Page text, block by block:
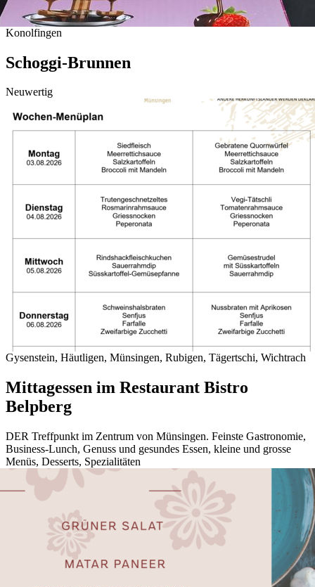
Konolfingen
Schoggi-Brunnen
Neuwertig
Gysenstein, Häutligen, Münsingen, Rubigen, Tägertschi, Wichtrach
Mittagessen im Restaurant Bistro
Belpberg
DER Treffpunkt im Zentrum von Münsingen. Feinste Gastronomie,
Business-Lunch, Genuss und gesundes Essen, kleine und grosse
Menüs, Desserts, Spezialitäten